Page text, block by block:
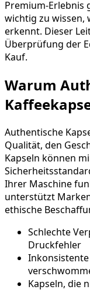
Premium-Erlebnis
wichtig zu wissen,
erkennt. Dieser
Überprüfung der
Kauf.
Warum
Authentische
Qualität, den
Kapseln können
Ihrer Maschine
unterstützt
ethische
Schlechte
Druckfehler
Kapseln, die